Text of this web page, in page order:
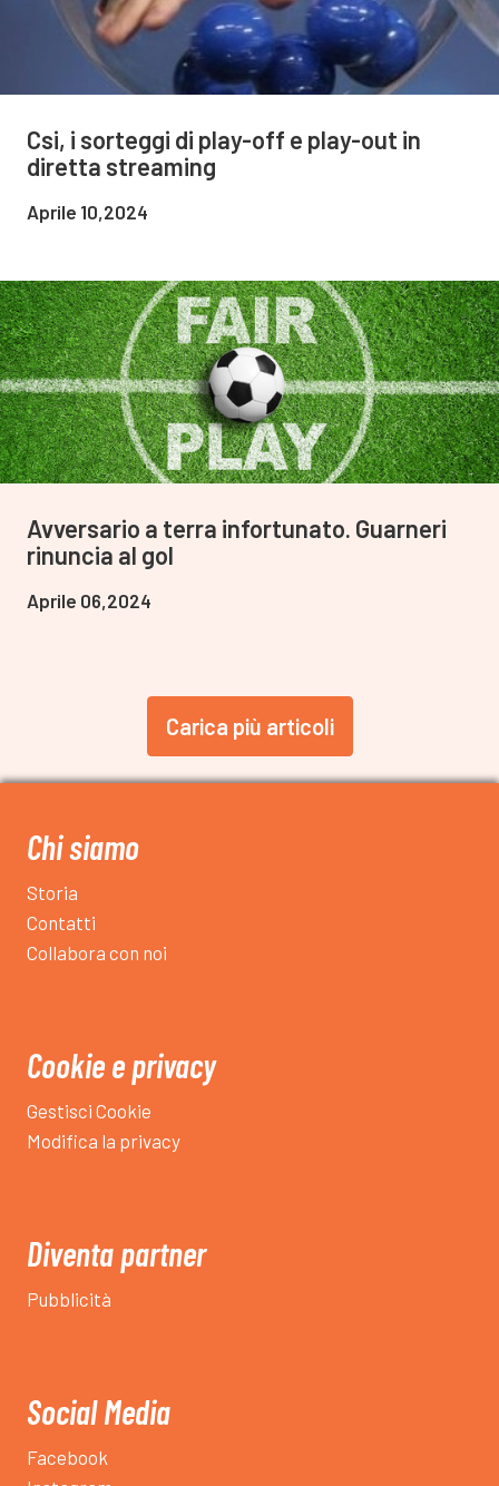
Csi, i sorteggi di play-off e play-out in
diretta streaming
Aprile 10,2024
Avversario a terra infortunato. Guarneri
rinuncia al gol
Aprile 06,2024
Carica più articoli
Chi siamo
Storia
Contatti
Collabora con noi
Cookie e privacy
Gestisci Cookie
Modifica la privacy
Diventa partner
Pubblicità
Social Media
Facebook